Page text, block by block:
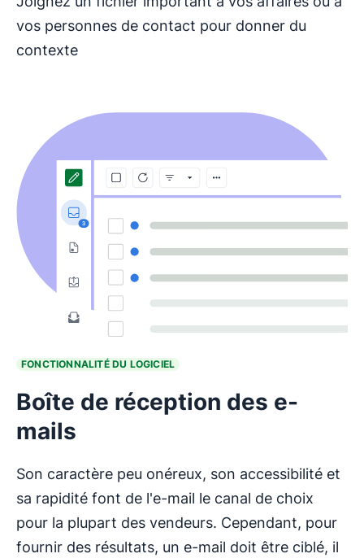
vos personnes de contact pour donner du
contexte
FONCTIONNALITÉ DU LOGICIEL
Boîte de réception des e-
mails
Son caractère peu onéreux, son accessibilité et
sa rapidité font de l'e-mail le canal de choix
pour la plupart des vendeurs. Cependant, pour
fournir des résultats, un e-mail doit être ciblé, il